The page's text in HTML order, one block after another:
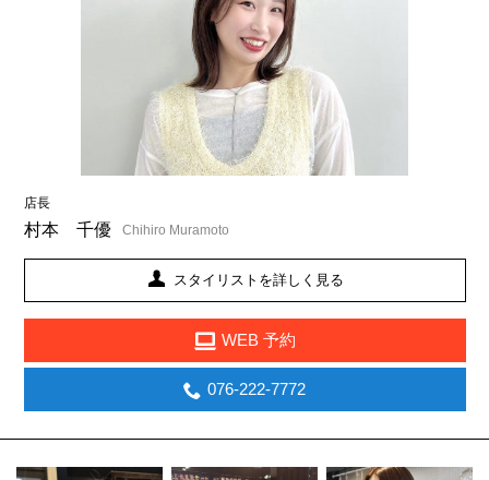
店長
村本 千優 Chihiro Muramoto
スタイリストを詳しく見る
WEB 予約
076-222-7772